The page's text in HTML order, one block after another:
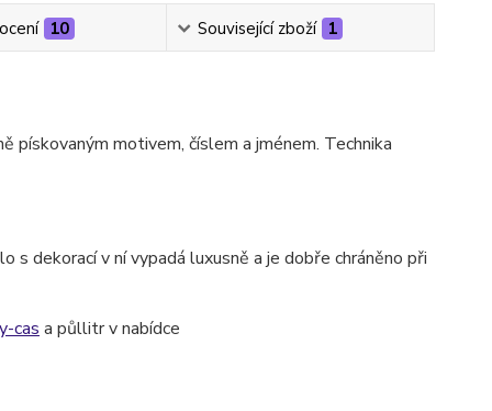
10 Související zboží 1
motivem, číslem a jménem. Technika
s dekorací v ní vypadá luxusně a je dobře chráněno při
cas a půllitr v nabídce